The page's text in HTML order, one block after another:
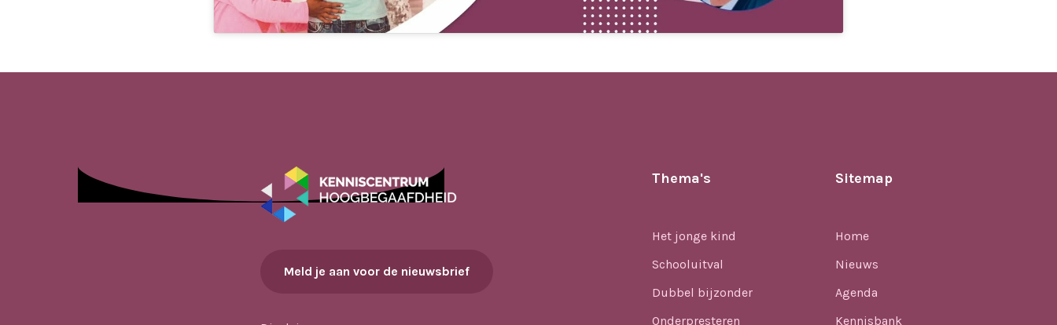
Meld je aan voor de nieuwsbrief
Thema's
Het jonge kind
Schooluitval
Dubbel bijzonder
Onderpresteren
Sitemap
Home
Nieuws
Agenda
Kennisbank